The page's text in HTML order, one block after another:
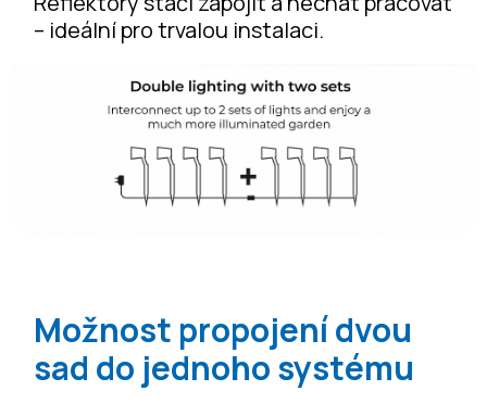
– ideální pro trvalou instalaci.
Možnost propojení dvou
sad do jednoho systému